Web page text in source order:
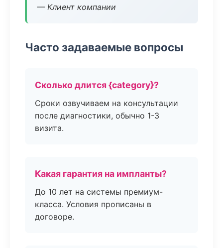
— Клиент компании
Часто задаваемые вопросы
Сколько длится {category}?
Сроки озвучиваем на консультации
после диагностики, обычно 1-3
визита.
Какая гарантия на импланты?
До 10 лет на системы премиум-
класса. Условия прописаны в
договоре.